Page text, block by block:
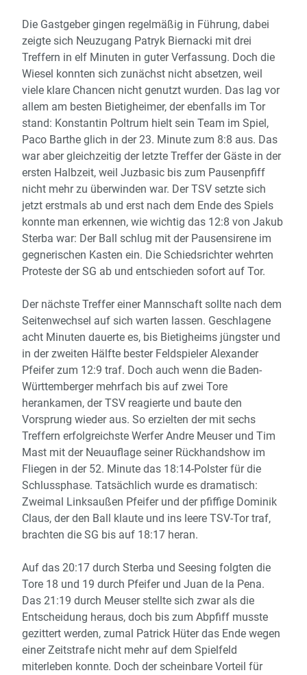
Die Gastgeber gingen regelmäßig in Führung, dabei
zeigte sich Neuzugang Patryk Biernacki mit drei
Treffern in elf Minuten in guter Verfassung. Doch die
Wiesel konnten sich zunächst nicht absetzen, weil
viele klare Chancen nicht genutzt wurden. Das lag vor
allem am besten Bietigheimer, der ebenfalls im Tor
stand: Konstantin Poltrum hielt sein Team im Spiel,
Paco Barthe glich in der 23. Minute zum 8:8 aus. Das
war aber gleichzeitig der letzte Treffer der Gäste in der
ersten Halbzeit, weil Juzbasic bis zum Pausenpfiff
nicht mehr zu überwinden war. Der TSV setzte sich
jetzt erstmals ab und erst nach dem Ende des Spiels
konnte man erkennen, wie wichtig das 12:8 von Jakub
Sterba war: Der Ball schlug mit der Pausensirene im
gegnerischen Kasten ein. Die Schiedsrichter wehrten
Proteste der SG ab und entschieden sofort auf Tor.
Der nächste Treffer einer Mannschaft sollte nach dem
Seitenwechsel auf sich warten lassen. Geschlagene
acht Minuten dauerte es, bis Bietigheims jüngster und
in der zweiten Hälfte bester Feldspieler Alexander
Pfeifer zum 12:9 traf. Doch auch wenn die Baden-
Württemberger mehrfach bis auf zwei Tore
herankamen, der TSV reagierte und baute den
Vorsprung wieder aus. So erzielten der mit sechs
Treffern erfolgreichste Werfer Andre Meuser und Tim
Mast mit der Neuauflage seiner Rückhandshow im
Fliegen in der 52. Minute das 18:14-Polster für die
Schlussphase. Tatsächlich wurde es dramatisch:
Zweimal Linksaußen Pfeifer und der pfiffige Dominik
Claus, der den Ball klaute und ins leere TSV-Tor traf,
brachten die SG bis auf 18:17 heran.
Auf das 20:17 durch Sterba und Seesing folgten die
Tore 18 und 19 durch Pfeifer und Juan de la Pena.
Das 21:19 durch Meuser stellte sich zwar als die
Entscheidung heraus, doch bis zum Abpfiff musste
gezittert werden, zumal Patrick Hüter das Ende wegen
einer Zeitstrafe nicht mehr auf dem Spielfeld
miterleben konnte. Doch der scheinbare Vorteil für